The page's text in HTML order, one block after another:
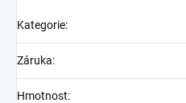
Kategorie:
Záruka:
Hmotnost: